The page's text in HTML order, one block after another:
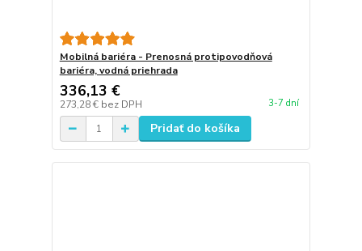
Mobilná bariéra - Prenosná protipovodňová
bariéra, vodná priehrada
336,13 €
273,28 € bez DPH 3-7 dní
Pridať do košíka